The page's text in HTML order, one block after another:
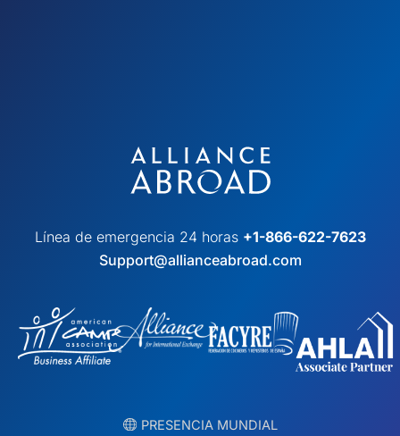
Línea de emergencia 24 horas +1-866-622-7623
Support@allianceabroad.com
︎ PRESENCIA MUNDIAL